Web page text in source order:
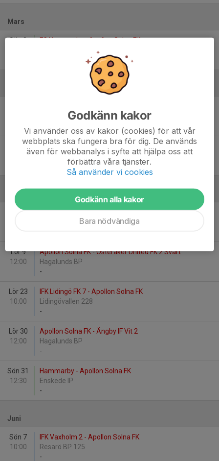
Mars
Sön 8
FC Hammarby - Apollon Solna FK
Enskede IP 56
Lör 25
12:00
Apollon Solna FK - IF Brommapojkarna F17-15
Hagalunds BP
Maj
Lör 2
Täby FK 41 - Apollon Solna FK
Näsbydal 115
Lör 9
12:00
Apollon Solna FK - Österåker United FK 2 Svart
Hagalunds BP
-
Lör 23
10:00
IFK Lidingö FK 7 - Apollon Solna FK
Lidingövallen 228
-
Lör 30
12:00
Apollon Solna FK - Ängby IF Vit 2
Hagalunds BP
-
Sön 31
12:30
Hammarby - Apollon Solna FK
Enskede IP
-
Juni
Sön 7
10:00
IFK Vaxholm 2 - Apollon Solna FK
Resarö BP 125
-
Godkänn kakor
Vi använder oss av kakor (cookies) för att vår
webbplats ska fungera bra för dig. De används
även för webbanalys i syfte att hjälpa oss att
förbättra våra tjänster.
Så använder vi cookies
Godkänn alla kakor
Bara nödvändiga